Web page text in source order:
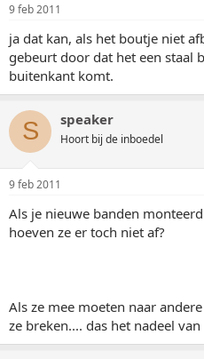
9 feb 2011
ja dat kan, als het boutje niet
gebeurt door dat het een staal
buitenkant komt.
S speaker
Hoort bij de inboedel
9 feb 2011
Als je nieuwe banden
hoeven ze er toch niet af?
Als ze mee moeten naar
ze breken.... das het nadeel